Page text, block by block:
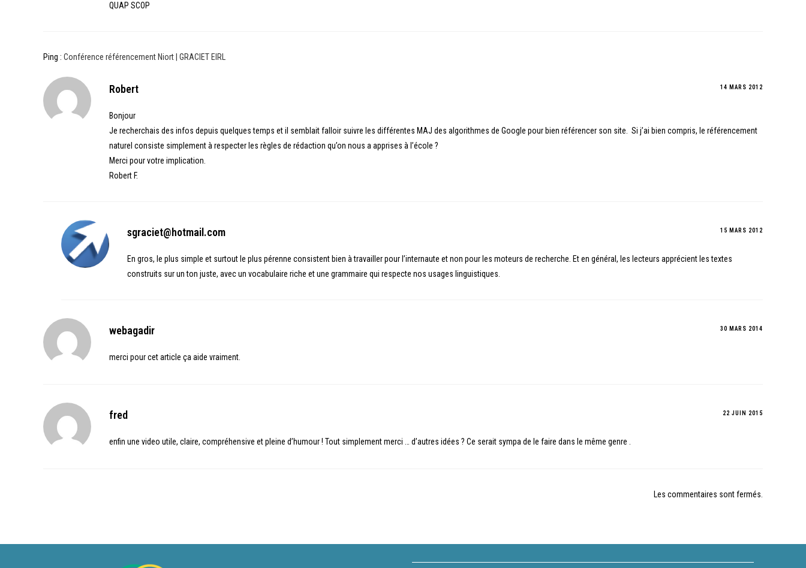
QUAP SCOP
Ping : Conférence référencement Niort | GRACIET EIRL
Robert 14 MARS 2012
Bonjour
Je recherchais des infos depuis quelques temps et il semblait falloir suivre les différentes MAJ des algorithmes de Google pour bien référencer son site. Si j’ai bien compris, le référencement
naturel consiste simplement à respecter les règles de rédaction qu’on nous a apprises à l’école ?
Merci pour votre implication.
Robert F.
sgraciet@hotmail.com 15 MARS 2012
En gros, le plus simple et surtout le plus pérenne consistent bien à travailler pour l’internaute et non pour les moteurs de recherche. Et en général, les lecteurs apprécient les textes
construits sur un ton juste, avec un vocabulaire riche et une grammaire qui respecte nos usages linguistiques.
webagadir 30 MARS 2014
merci pour cet article ça aide vraiment.
fred 22 JUIN 2015
enfin une video utile, claire, compréhensive et pleine d’humour ! Tout simplement merci … d’autres idées ? Ce serait sympa de le faire dans le même genre .
Les commentaires sont fermés.